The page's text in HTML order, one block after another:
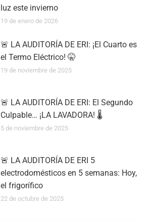
luz este invierno
19 de enero de 2026
🚨 LA AUDITORÍA DE ERI: ¡El Cuarto es
el Termo Eléctrico! 🤫
19 de noviembre de 2025
🚨 LA AUDITORÍA DE ERI: El Segundo
Culpable… ¡LA LAVADORA! 🌡️
5 de noviembre de 2025
🚨 LA AUDITORÍA DE ERI 5
electrodomésticos en 5 semanas: Hoy,
el frigorífico
22 de octubre de 2025